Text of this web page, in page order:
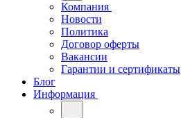
Компания
Новости
Политика
Договор оферты
Вакансии
Гарантии и сертификаты
Блог
Информация